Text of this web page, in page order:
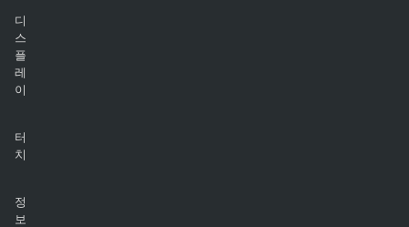
디
스
플
레
이
터
치
정
보